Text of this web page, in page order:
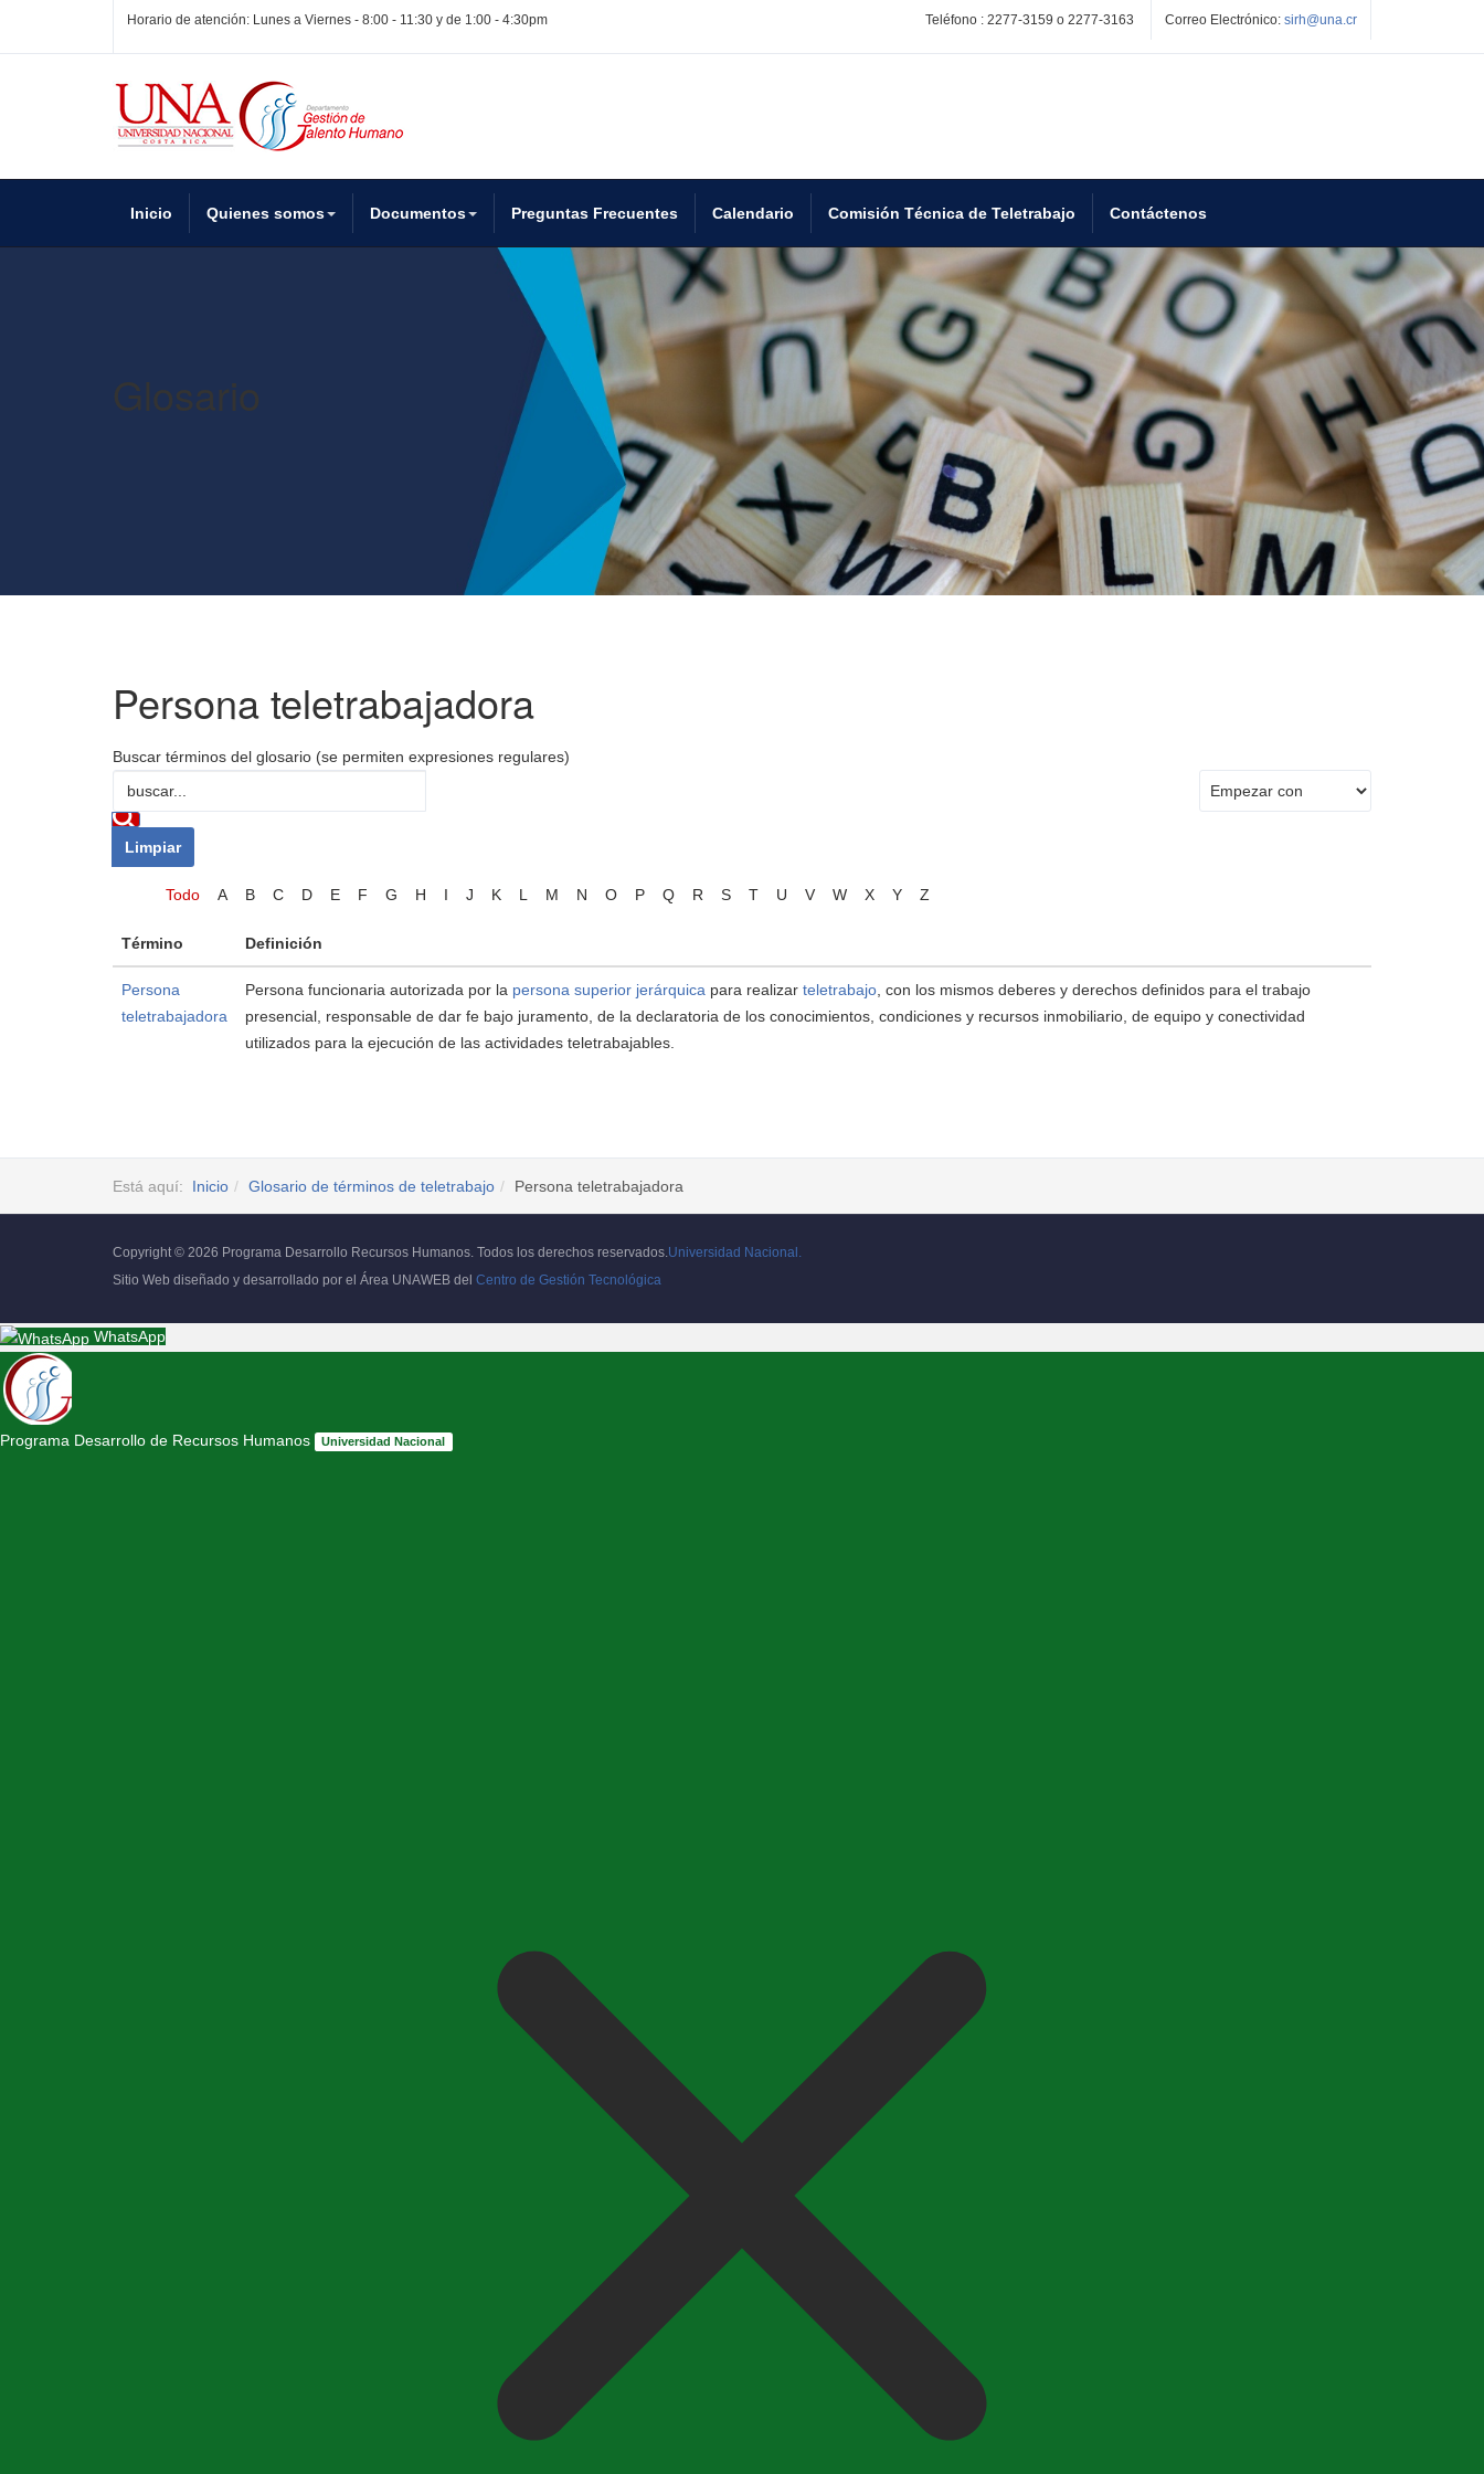
Horario de atención: Lunes a Viernes - 8:00 - 11:30 y de 1:00 - 4:30pm Teléfono : 2277-3159 o 2277-3163 Correo Electrónico: sirh@una.cr
Inicio Quienes somos Documentos Preguntas Frecuentes Calendario Comisión Técnica de Teletrabajo Contáctenos
Glosario
Persona teletrabajadora
Buscar términos del glosario (se permiten expresiones regulares)
Todo A B C D E F G H I J K L M N O P Q R S T U V W X Y Z
Término Definición
Persona
teletrabajadora
Persona funcionaria autorizada por la persona superior jerárquica para realizar teletrabajo, con los mismos deberes y derechos definidos para el trabajo
presencial, responsable de dar fe bajo juramento, de la declaratoria de los conocimientos, condiciones y recursos inmobiliario, de equipo y conectividad
utilizados para la ejecución de las actividades teletrabajables.
Está aquí: Inicio Glosario de términos de teletrabajo Persona teletrabajadora
Copyright © 2026 Programa Desarrollo Recursos Humanos. Todos los derechos reservados.Universidad Nacional.
Sitio Web diseñado y desarrollado por el Área UNAWEB del Centro de Gestión Tecnológica
WhatsApp
Programa Desarrollo de Recursos Humanos Universidad Nacional